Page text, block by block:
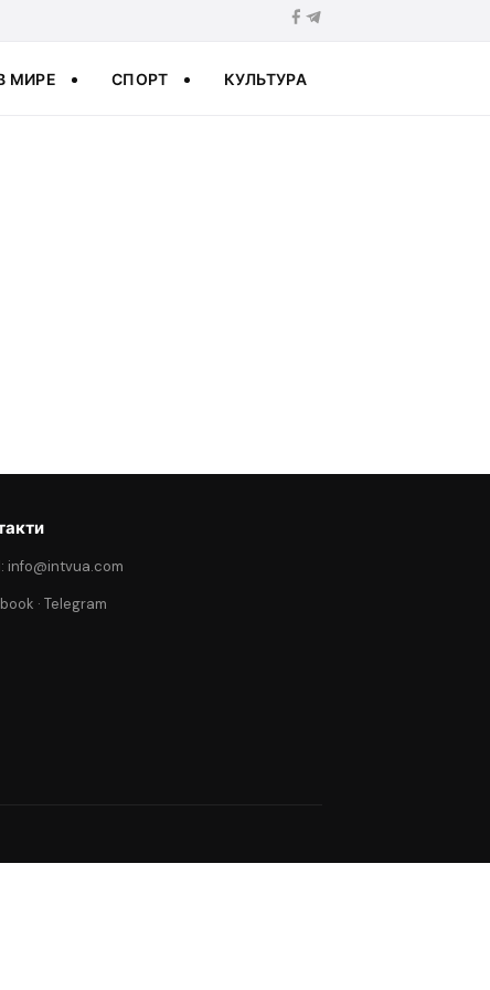
МИРЕ СПОРТ КУЛЬТУРА
info@intvua.com
·Telegram